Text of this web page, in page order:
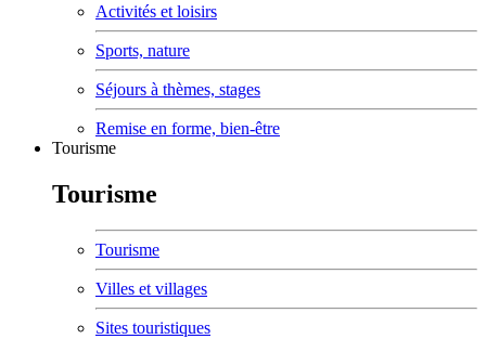
Activités et loisirs
Sports, nature
Séjours à thèmes, stages
Remise en forme, bien-être
Tourisme
Tourisme
Tourisme
Villes et villages
Sites touristiques